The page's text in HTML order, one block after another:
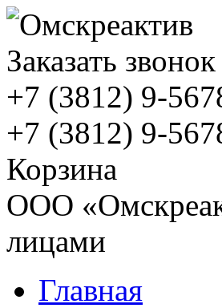
Заказать звонок
+7 (3812) 9-
+7 (3812) 9-
Корзина
ООО
лицами
Главная